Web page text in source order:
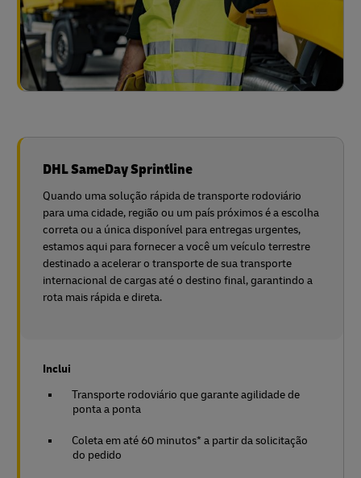
DHL SameDay Sprintline
Quando uma solução rápida de transporte rodoviário
para uma cidade, região ou um país próximos é a escolha
correta ou a única disponível para entregas urgentes,
estamos aqui para fornecer a você um veículo terrestre
destinado a acelerar o transporte de sua transporte
internacional de cargas até o destino final, garantindo a
rota mais rápida e direta.
Inclui
Transporte rodoviário que garante agilidade de
ponta a ponta
Coleta em até 60 minutos* a partir da solicitação
do pedido